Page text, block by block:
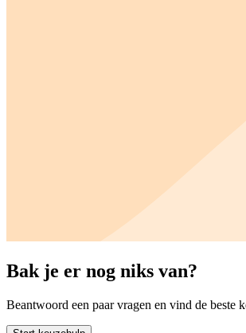
Bak je er nog niks van?
Beantwoord een paar vragen en vind de beste